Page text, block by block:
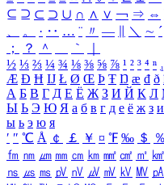
⊆ ⊇ ⊂ ⊃ ∪ ∩ ∧ ∨ ￢ ⇒ ⇔
、
。 · ‥ … ¨ 〃 ― ＼ ∼ ´
；
？ ＾ ｀
½ ⅓ ⅔ ¼ ¾ ⅛ ⅜ ⅝ ⅞ ¹ ² ³ ⁴ ⁿ ₁
Æ Ð Ħ Ĳ Ł Ø Œ Þ Ŧ Ŋ æ đ ð
А Б В Г Д Е Ё Ж З И Й К Л
Ы Ь Э Ю Я а б в г д е ё ж з и
ы ь э ю я
′ ″ ℃ Å ￠ ￡ ￥ ¤ ℉ ‰ ＄ ％
㎙ ㎚ ㎛ ㎜ ㎝ ㎞ ㎟ ㎠ ㎡ ㎢
㎱ ㎲ ㎳ ㎴ ㎵ ㎶ ㎷ ㎸ ㎹ ㎀